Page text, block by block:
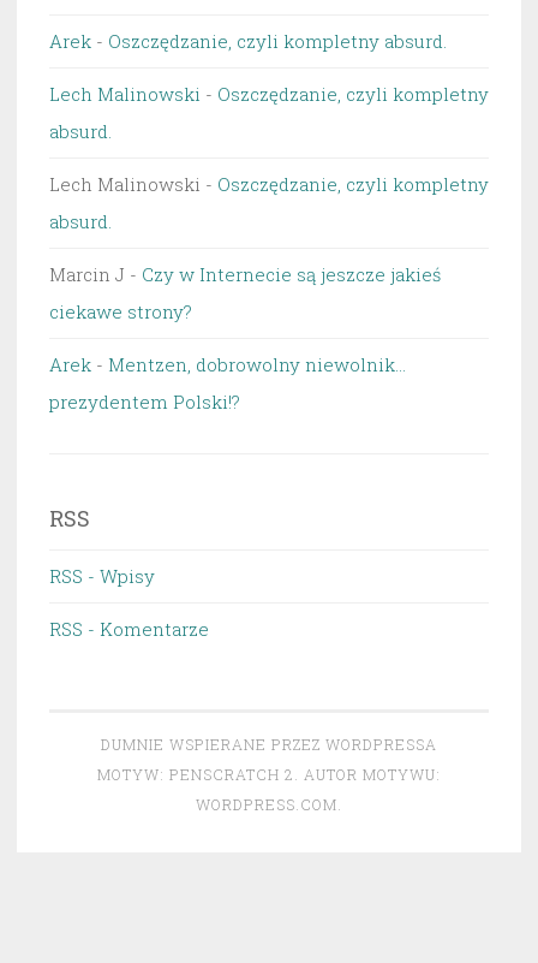
Arek - Oszczędzanie, czyli kompletny absurd.
Lech Malinowski - Oszczędzanie, czyli kompletny
absurd.
Lech Malinowski - Oszczędzanie, czyli kompletny
absurd.
Marcin J - Czy w Internecie są jeszcze jakieś
ciekawe strony?
Arek - Mentzen, dobrowolny niewolnik…
prezydentem Polski!?
RSS
RSS - Wpisy
RSS - Komentarze
DUMNIE WSPIERANE PRZEZ WORDPRESSA
MOTYW: PENSCRATCH 2. AUTOR MOTYWU:
WORDPRESS.COM.